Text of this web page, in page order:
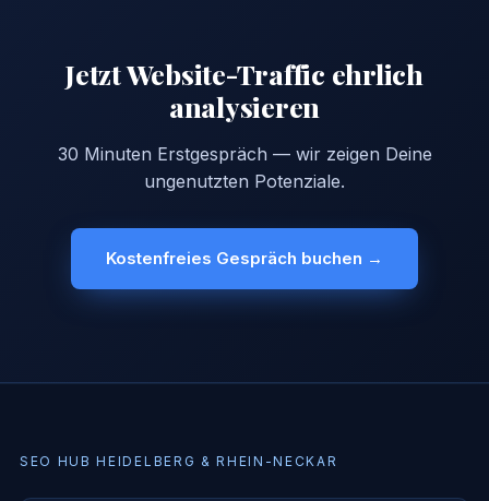
Jetzt Website-Traffic ehrlich
analysieren
30 Minuten Erstgespräch — wir zeigen Deine
ungenutzten Potenziale.
Kostenfreies Gespräch buchen →
SEO HUB HEIDELBERG & RHEIN-NECKAR